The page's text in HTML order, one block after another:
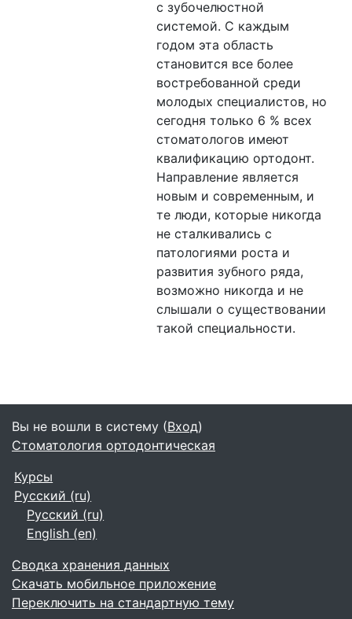
с зубочелюстной
системой. С каждым
годом эта область
становится все более
востребованной среди
молодых специалистов, но
сегодня только 6 % всех
стоматологов имеют
квалификацию ортодонт.
Направление является
новым и современным, и
те люди, которые никогда
не сталкивались с
патологиями роста и
развития зубного ряда,
возможно никогда и не
слышали о существовании
такой специальности.
Вы не вошли в систему (Вход)
Стоматология ортодонтическая
Курсы
Русский ‎(ru)‎
Русский ‎(ru)‎
English ‎(en)‎
Сводка хранения данных
Скачать мобильное приложение
Переключить на стандартную тему